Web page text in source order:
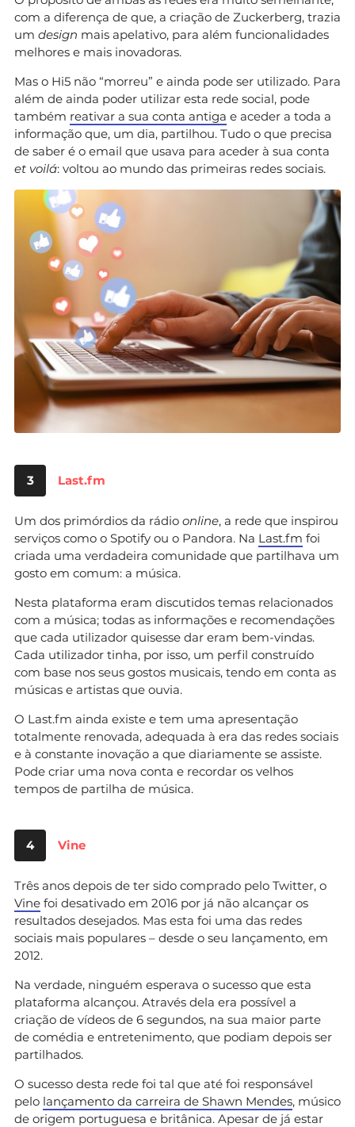
com a diferença de que, a criação de Zuckerberg, trazia
um design mais apelativo, para além funcionalidades
melhores e mais inovadoras.
Mas o Hi5 não “morreu” e ainda pode ser utilizado. Para
além de ainda poder utilizar esta rede social, pode
também reativar a sua conta antiga e aceder a toda a
informação que, um dia, partilhou. Tudo o que precisa
de saber é o email que usava para aceder à sua conta
et voilá: voltou ao mundo das primeiras redes sociais.
3 Last.fm
Um dos primórdios da rádio online, a rede que inspirou
serviços como o Spotify ou o Pandora. Na Last.fm foi
criada uma verdadeira comunidade que partilhava um
gosto em comum: a música.
Nesta plataforma eram discutidos temas relacionados
com a música; todas as informações e recomendações
que cada utilizador quisesse dar eram bem-vindas.
Cada utilizador tinha, por isso, um perfil construído
com base nos seus gostos musicais, tendo em conta as
músicas e artistas que ouvia.
O Last.fm ainda existe e tem uma apresentação
totalmente renovada, adequada à era das redes sociais
e à constante inovação a que diariamente se assiste.
Pode criar uma nova conta e recordar os velhos
tempos de partilha de música.
4 Vine
Três anos depois de ter sido comprado pelo Twitter, o
Vine foi desativado em 2016 por já não alcançar os
resultados desejados. Mas esta foi uma das redes
sociais mais populares – desde o seu lançamento, em
2012.
Na verdade, ninguém esperava o sucesso que esta
plataforma alcançou. Através dela era possível a
criação de vídeos de 6 segundos, na sua maior parte
de comédia e entretenimento, que podiam depois ser
partilhados.
O sucesso desta rede foi tal que até foi responsável
pelo lançamento da carreira de Shawn Mendes, músico
de origem portuguesa e britânica. Apesar de já estar